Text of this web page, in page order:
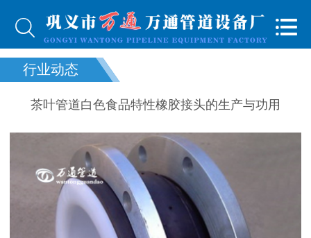


行业动态
茶叶管道白色食品特性橡胶接头的生产与功用